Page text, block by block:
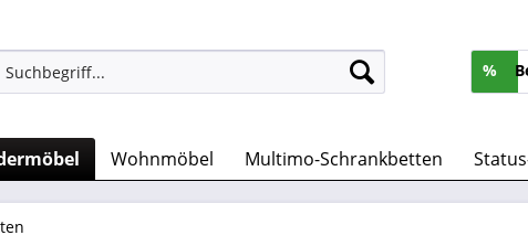
%
Wohnmöbel Multimo-Schrankbetten